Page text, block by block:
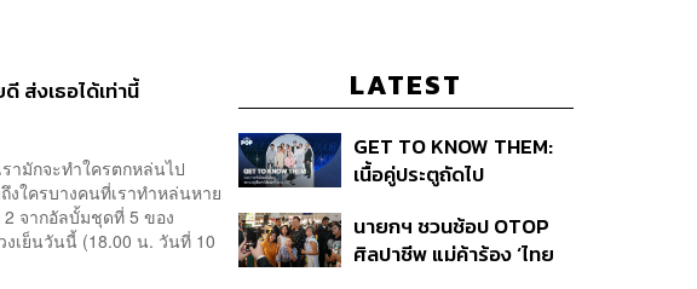
ส่งเธอได้เท่านี้
ามักจะทำใครตกหล่นไป
ใครบางคนที่เราทำหล่นหาย
2 จากอัลบั้มชุดที่ 5 ของ
งเย็นวันนี้ (18.00 น. วันที่ 10
LATEST
GET TO KNOW THEM:
เนื้อคู่ประตูถัดไป
นายกฯ ชวนช้อป OTOP
ศิลปาชีพ แม่ค้าร้อง ‘ไทย